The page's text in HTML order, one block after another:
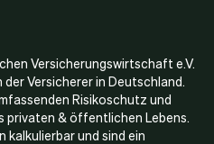
Versicherungswirtschaft e.V.
Versicherer in Deutschland.
Risikoschutz und
privaten & öffentlichen Lebens.
kalkulierbar und sind ein